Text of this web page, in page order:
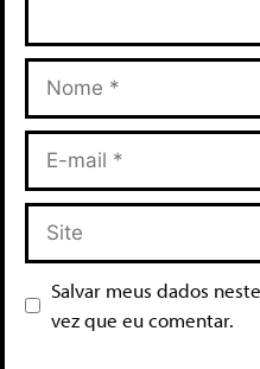
Salvar meus dados
vez que eu comentar.